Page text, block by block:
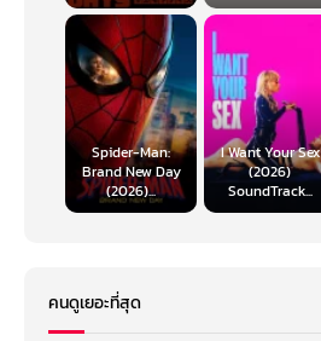
Spider-Man:
Brand New Day
(2026)...
I Want Your Sex
(2026)
SoundTrack...
คนดูเยอะที่สุด